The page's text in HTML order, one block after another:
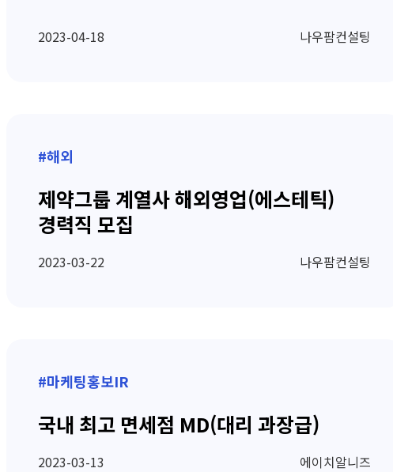
2023-04-18 나우팜컨설팅
#해외
제약그룹 계열사 해외영업(에스테틱)
경력직 모집
2023-03-22 나우팜컨설팅
#마케팅홍보IR
국내 최고 면세점 MD(대리 과장급)
2023-03-13 에이치알니즈